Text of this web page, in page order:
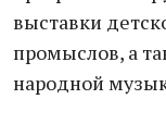
выставки
промыслов, а
народной